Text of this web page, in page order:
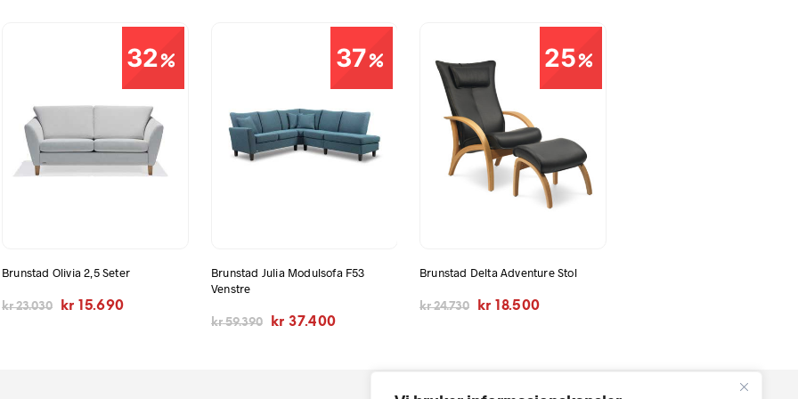
32
Brunstad Olivia 2,5 Seter
kr23.030
Opprinnelig
kr 15.690Nåværende
37
Brunstad Julia Modulsofa F53
Venstre
kr59.390
Opprinnelig
kr 37.400Nåværende
kr 37.400.
25
Brunstad Delta Adventure Stol
kr24.730
Opprinnelig
kr 18.500Nåværende